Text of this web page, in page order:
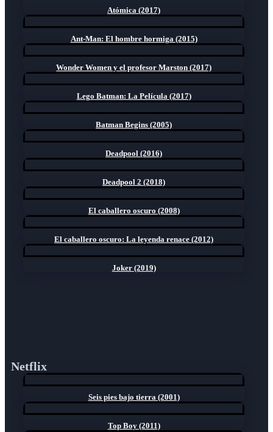
Atómica (2017)
Ant-Man: El hombre hormiga (2015)
Wonder Women y el profesor Marston (2017)
Lego Batman: La Película (2017)
Batman Begins (2005)
Deadpool (2016)
Deadpool 2 (2018)
El caballero oscuro (2008)
El caballero oscuro: La leyenda renace (2012)
Joker (2019)
Netflix
Seis pies bajo tierra (2001)
Top Boy (2011)